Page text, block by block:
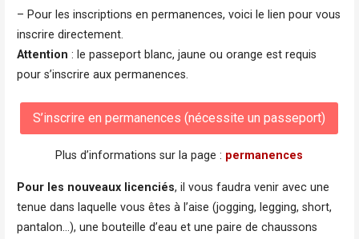
– Pour les inscriptions en permanences, voici le lien pour vous
inscrire directement.
Attention : le passeport blanc, jaune ou orange est requis
pour s’inscrire aux permanences.
S’inscrire en permanences (nécessite un passeport)
Plus d’informations sur la page : permanences
Pour les nouveaux licenciés, il vous faudra venir avec une
tenue dans laquelle vous êtes à l’aise (jogging, legging, short,
pantalon…), une bouteille d’eau et une paire de chaussons